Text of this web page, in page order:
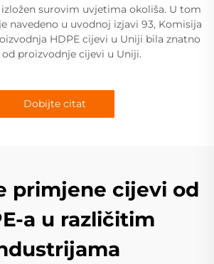
izložen surovim uvjetima okoliša. U tom
navedeno u uvodnoj izjavi 93, Komisija
HDPE cijevi u Uniji bila znatno
proizvodnje cijevi u Uniji.
Dobijte citat
primjene cijevi od
a u različitim